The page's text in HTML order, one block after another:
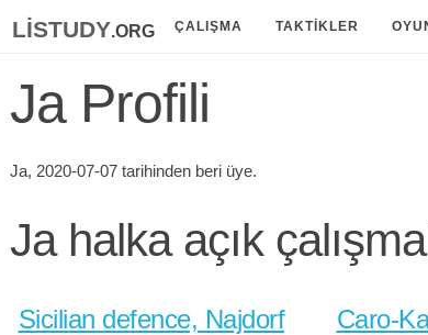
listudy.org ÇALIŞMA TAKTIKLER
Ja Profili
Ja, 2020-07-07 tarihinden beri üye.
Ja halka açık
Sicilian defence, Najdorf
Caro-